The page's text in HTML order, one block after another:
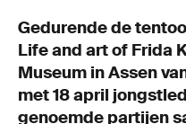
Gedurende de
Life and art of Frida
Museum in Assen
met 18 april
genoemde partijen